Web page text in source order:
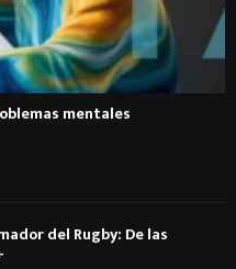
mentales
del Rugby: De las